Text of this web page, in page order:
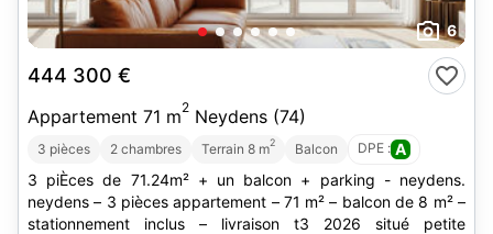
6
444 300 €
Appartement 71 m2 Neydens (74)
3 pièces 2 chambres Terrain 8 m2 Balcon DPE : A
3 piÈces de 71.24m² + un balcon + parking - neydens.
neydens – 3 pièces appartement – 71 m² – balcon de 8 m² –
stationnement inclus – livraison t3 2026 situé petite